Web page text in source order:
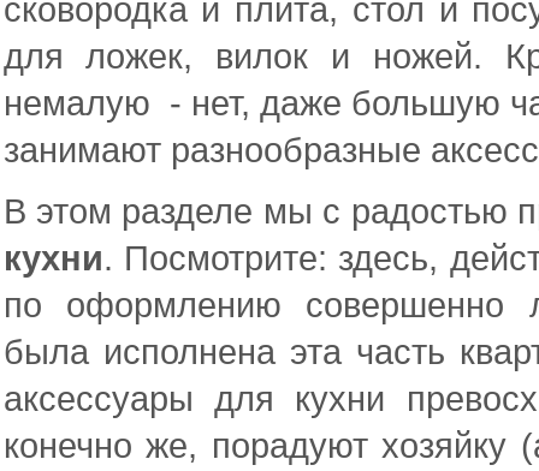
сковородка и плита, стол и
для ложек, вилок и ножей.
немалую - нет, даже большую
занимают разнообразные
В этом разделе мы с радостью
кухни. Посмотрите: здесь,
по оформлению
была исполнена эта часть
аксессуары для кухни
конечно же, порадуют хозяйку